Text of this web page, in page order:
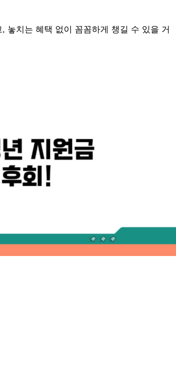
놓치는 혜택 없이 꼼꼼하게 챙길 수 있을 거